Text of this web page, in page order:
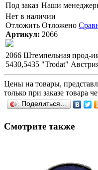
Под заказ Наши
Нет в наличии
Отложить Отложено
Артикул: 2066
2066 Штемпельная прод-
5430,5435 "Trodat"
Цены на товары,
только при заказе товара
Поделиться…
Смотрите также